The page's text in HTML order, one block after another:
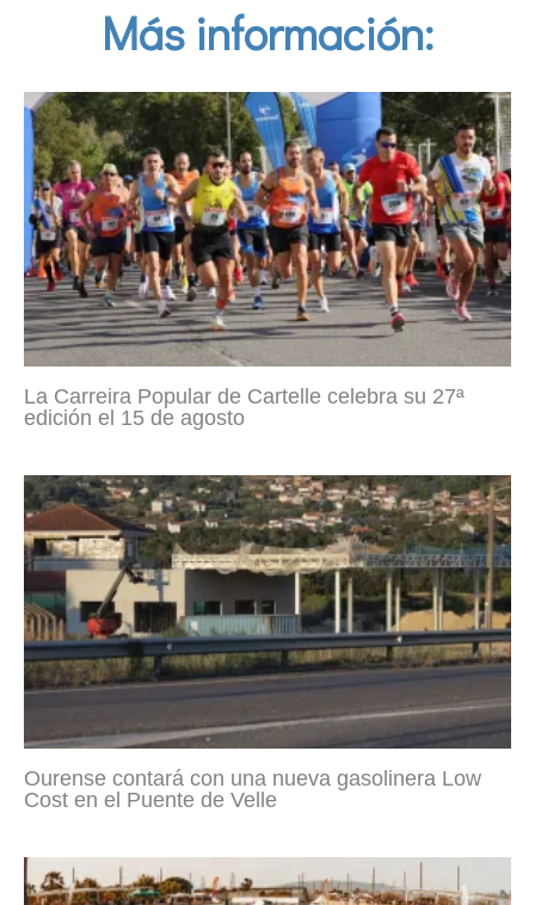
Más información:
La Carreira Popular de Cartelle celebra su 27ª
edición el 15 de agosto
Ourense contará con una nueva gasolinera Low
Cost en el Puente de Velle